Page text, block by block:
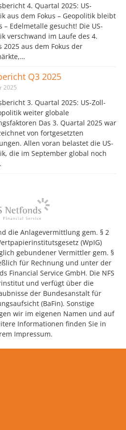
4. Quartal 2025: US-
aus dem Fokus – Geopolitik bleibt
– Edelmetalle gesucht! Die US-
verschwand im Laufe des 4.
2025 aus dem Fokus der
Q3 2025
2025
3. Quartal 2025: US-Zoll-
weiter globale
Das 3. Quartal 2025 war
von fortgesetzten
Allen voran belastet die US-
die im September global noch
die Anlagevermittlung gem. § 2
(WpIG)
gebundener Vermittler gem. §
für Rechnung und unter der
Financial Service GmbH. Die NFS
und verfügt über die
der Bundesanstalt für
(BaFin). Sonstige
wir im eigenen Namen und auf
Informationen finden Sie in
Impressum.